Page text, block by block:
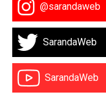
@sarandaweb
SarandaWeb
SarandaWeb